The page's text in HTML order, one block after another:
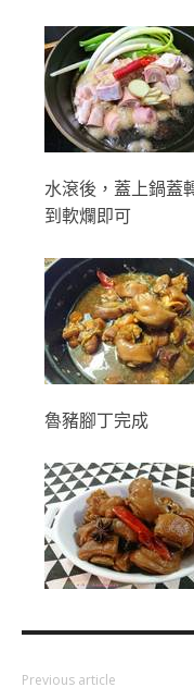
水滾後，蓋上鍋蓋
到軟爛即可
魯豬腳丁完成
Previous article